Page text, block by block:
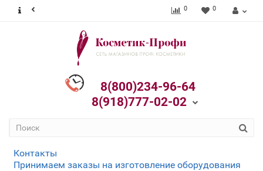
0 0
8(800)234-96-64
8(918)777-02-02
Контакты
Принимаем заказы на изготовление оборудования